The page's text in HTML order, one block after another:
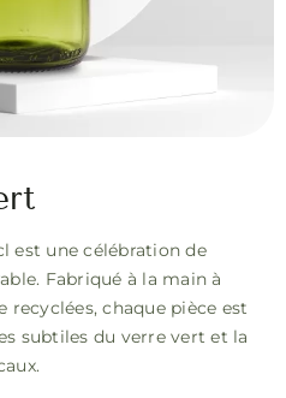
est une célébration de
Fabriqué à la main à
chaque pièce est
subtiles du verre vert et la